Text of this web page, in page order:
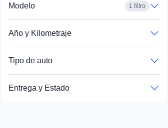
Modelo 1 filtro
Año y Kilometraje
Tipo de auto
Entrega y Estado